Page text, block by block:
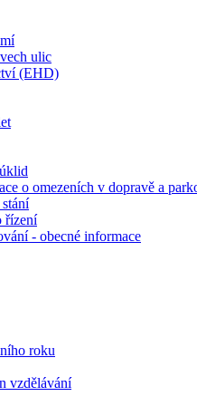
ulic
(EHD)
o omezeních v dopravě a
řízení
- obecné informace
roku
vzdělávání